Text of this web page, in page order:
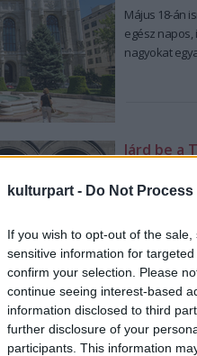
kulturpart - Do Not
If you wish to opt-out of the
sensitive information for
confirm your selection. Please
continue seeing interest-based
information disclosed to third
further disclosure of your
participants. This information
Május 18-án
egész napos,
nagyokat
Járd be a
A Pesti
amelyen a
járhatják be
Valentín-
2019. 02. 08.